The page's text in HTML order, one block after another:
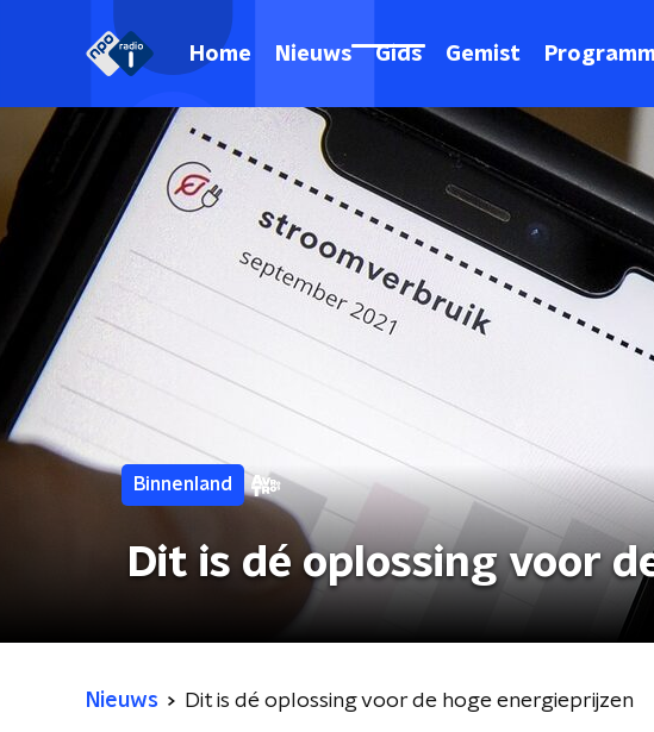
Home Nieuws Gids Gemist
Binnenland
Dit is dé oplossing voor
Nieuws Dit is dé oplossing voor de hoge energieprijzen